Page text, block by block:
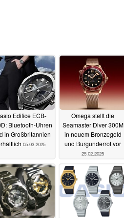
Edifice ECB-
Bluetooth-Uhren
in Großbritannien
05.03.2025
Omega stellt die
Seamaster Diver 300M
in neuem Bronzegold
und Burgunderrot vor
25.02.2025